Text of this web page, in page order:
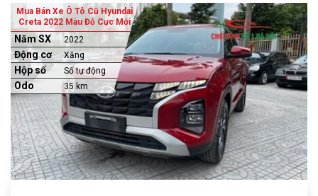
Mua Bán Xe Ô Tô Cũ Hyundai
Creta 2022 Màu Đỏ Cực Mới
Năm SX 2022
Động cơ Xăng
Hộp số Số tự động
Odo 35 km